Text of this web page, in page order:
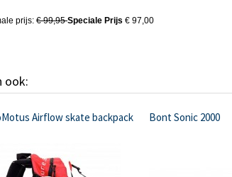
prijs: € 99,95Speciale Prijs € 97,00
ook:
Airflow skate backpack Bont Sonic 2000